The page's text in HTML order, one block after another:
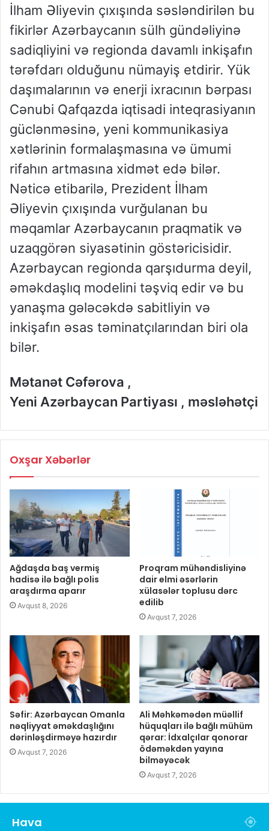
İlham Əliyevin çıxışında səsləndirilən bu
fikirlər Azərbaycanın sülh gündəliyinə
sadiqliyini və regionda davamlı inkişafın
tərəfdarı olduğunu nümayiş etdirir. Yük
daşımalarının və enerji ixracının bərpası
Cənubi Qafqazda iqtisadi inteqrasiyanın
güclənməsinə, yeni kommunikasiya
xətlərinin formalaşmasına və ümumi
rifahın artmasına xidmət edə bilər.
Nəticə etibarilə, Prezident İlham
Əliyevin çıxışında vurğulanan bu
məqamlar Azərbaycanın praqmatik və
uzaqgörən siyasətinin göstəricisidir.
Azərbaycan regionda qarşıdurma deyil,
əməkdaşlıq modelini təşviq edir və bu
yanaşma gələcəkdə sabitliyin və
inkişafın əsas təminatçılarından biri ola
bilər.
Mətanət Cəfərova ,
Yeni Azərbaycan Partiyası , məsləhətçi
Oxşar Xəbərlər
Ağdaşda baş vermiş
hadisə ilə bağlı polis
araşdırma aparır
Avqust 8, 2026
Proqram mühəndisliyinə
dair elmi əsərlərin
xülasələr toplusu dərc
edilib
Avqust 7, 2026
Səfir: Azərbaycan Omanla
nəqliyyat əməkdaşlığını
dərinləşdirməyə hazırdır
Avqust 7, 2026
Ali Məhkəmədən müəllif
hüquqları ilə bağlı mühüm
qərar: İdxalçılar qonorar
ödəməkdən yayına
bilməyəcək
Avqust 7, 2026
Hava